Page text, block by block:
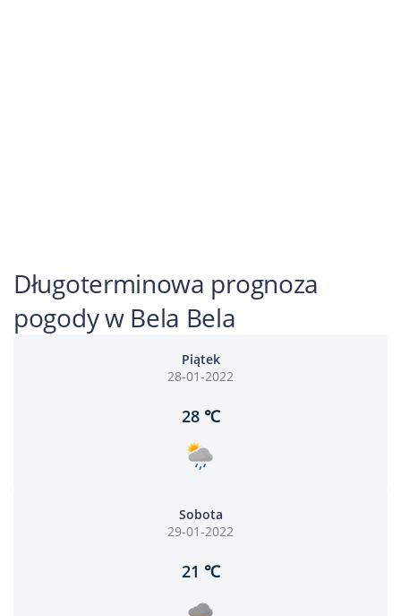
Długoterminowa prognoza
pogody w Bela Bela
Piątek
28-01-2022
28 ℃
Sobota
29-01-2022
21 ℃